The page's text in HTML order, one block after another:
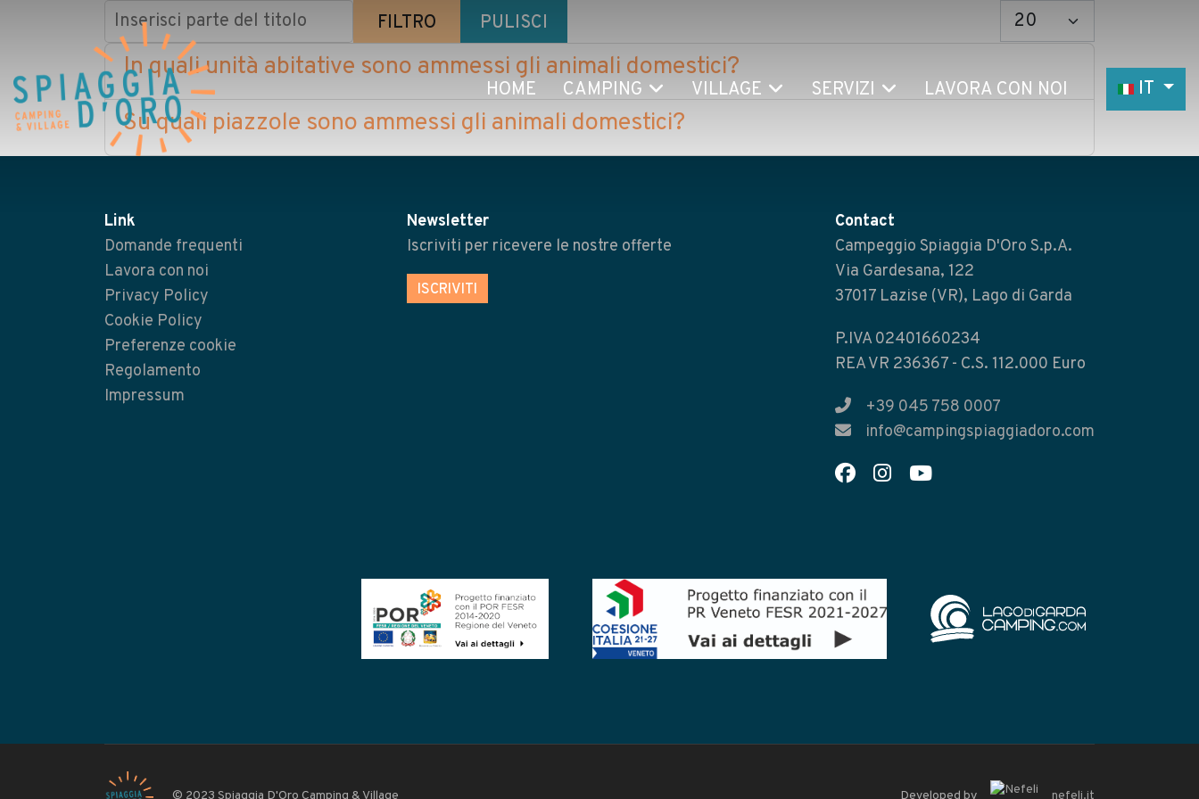
HOME CAMPING VILLAGE SERVIZI LAVORA CON NOI Seleziona
IT
Inserisci parte del titolo FILTRO PULISCI Visualizza #
In quali unità abitative sono ammessi gli animali domestici?
Su quali piazzole sono ammessi gli animali domestici?
Link
Domande frequenti
Lavora con noi
Privacy Policy
Cookie Policy
Preferenze cookie
Regolamento
Impressum
Newsletter
Iscriviti per ricevere le nostre offerte
ISCRIVITI
Contact
Campeggio Spiaggia D'Oro S.p.A.
Via Gardesana, 122
37017 Lazise (VR), Lago di Garda
P.IVA 02401660234
REA VR 236367 - C.S. 112.000 Euro
+39 045 758 0007
info@campingspiaggiadoro.com
© 2023 Spiaggia D'Oro Camping & Village Developed by nefeli.it
Home
Camping
Village
Lavora con noi